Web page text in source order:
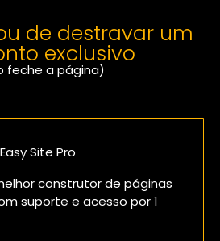
de destravar um
exclusivo
feche a página)
você vai receber:
Site Pro
construtor de páginas
suporte e acesso por 1